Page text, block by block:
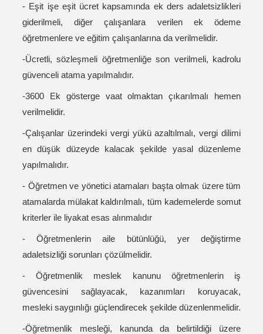
- Eşit işe eşit ücret kapsamında ek ders adaletsizlikleri
giderilmeli, diğer çalışanlara verilen ek ödeme
öğretmenlere ve eğitim çalışanlarına da verilmelidir.
-Ücretli, sözleşmeli öğretmenliğe son verilmeli, kadrolu
güvenceli atama yapılmalıdır.
-3600 Ek gösterge vaat olmaktan çıkarılmalı hemen
verilmelidir.
-Çalışanlar üzerindeki vergi yükü azaltılmalı, vergi dilimi
en düşük düzeyde kalacak şekilde yasal düzenleme
yapılmalıdır.
- Öğretmen ve yönetici atamaları başta olmak üzere tüm
atamalarda mülakat kaldırılmalı, tüm kademelerde somut
kriterler ile liyakat esas alınmalıdır
- Öğretmenlerin aile bütünlüğü, yer değiştirme
adaletsizliği sorunları çözülmelidir.
- Öğretmenlik meslek kanunu öğretmenlerin iş
güvencesini sağlayacak, kazanımları koruyacak,
mesleki saygınlığı güçlendirecek şekilde düzenlenmelidir.
-Öğretmenlik mesleği, kanunda da belirtildiği üzere